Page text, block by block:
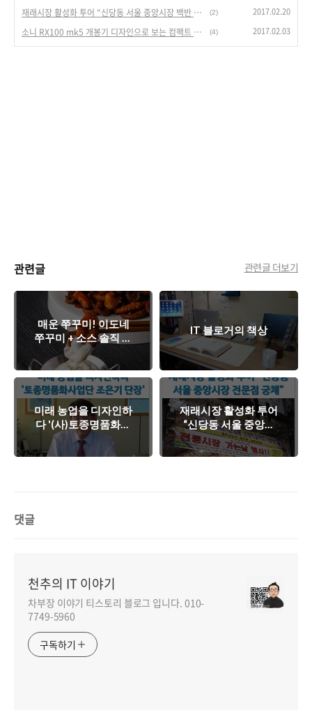
재래시장 활성화 투어 “신당동 서울 중앙시장 백반 궁채” (2) 2017.02.20
소니 RX100 mk5 개봉기 디자인으로 보는 컴팩트 카메라 (4) 2017.02.03
관련글 관련글 더보기
매운 쭈꾸미! 이도네
쭈꾸미 + 소스 솔직 평
가
IT 블로거의 책상
미래 농업을 디자인하
다 '(사)토종명품화사
업단 조은기 단장' 소
개
재래시장 활성화 투어
“신당동 서울 중앙시
장 백반 궁채”
댓글
천추의 IT 이야기
차부장 이야기 티스토리 블로그 입니다. 010-
7749-5960
구독하기